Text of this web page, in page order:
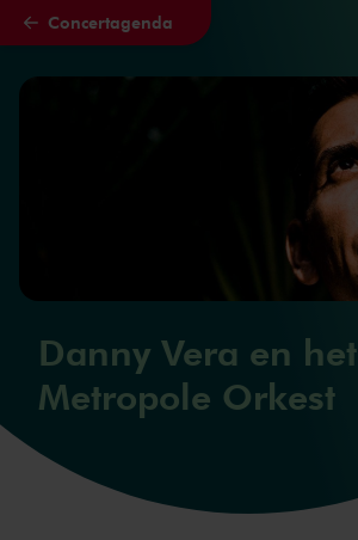
Naar hoofdcontent
Concertagenda
Danny Vera en het
Metropole Orkest